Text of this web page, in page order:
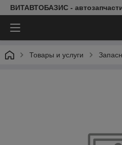
ВИТАВТОБАЗИС -
Товары и услуги